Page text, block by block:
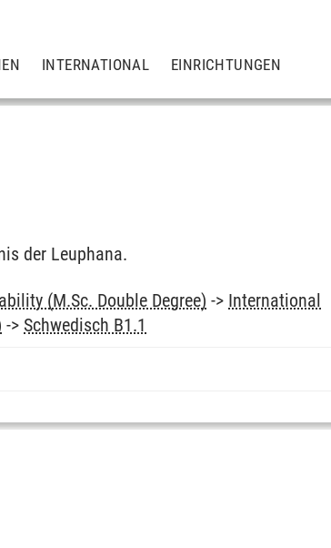
INTERNATIONAL EINRICHTUNGEN
der Leuphana.
(M.Sc. Double Degree) -> International
-> Schwedisch B1.1